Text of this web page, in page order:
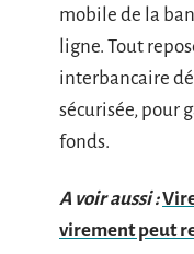
mobile de la
ligne. Tout
interbancaire
sécurisée, pour
fonds.
A voir aussi :
virement peut